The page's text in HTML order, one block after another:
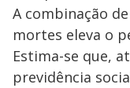
A combinação
mortes eleva o
Estima-se que,
previdência